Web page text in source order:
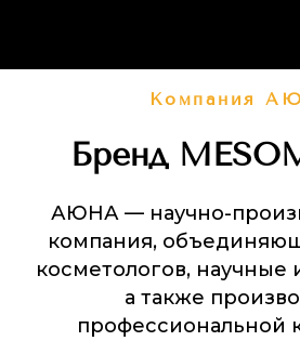
Компания
Бренд
АЮНА — научно-
компания,
косметологов, научные
а также
профессиональной